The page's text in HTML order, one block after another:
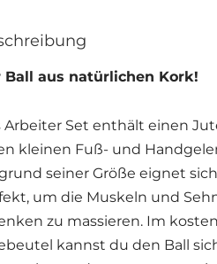
Ball aus natürlichen Kork!
Arbeiter Set enthält einen
kleinen Fuß- und
seiner Größe eignet
um die Muskeln und
zu massieren. Im
kannst du den Ball